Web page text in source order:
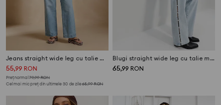
Jeans straight wide leg cu talie medie
55,99 RON
Preț normal79,99RON
Cel mai mic preț din ultimele 30 de zile65,99RON
Blugi straight wide leg cu talie medie și perle artificiale
65,99 RON